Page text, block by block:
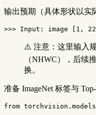
输出预期（具体形状以实
⚠️ 注意：这里输入
（NHWC），后续
换。
准备 ImageNet 标签与
from torchvision.models